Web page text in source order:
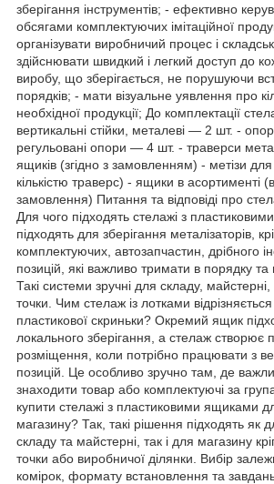
зберігання інструментів; - ефективно
обсягами комплектуючих імітаційної
організувати виробничий процес і
здійснювати швидкий і легкий доступ до
виробу, що зберігається, не порушуючи
порядків; - мати візуальне уявлення про
необхідної продукції; До комплектації
вертикальні стійки, металеві — 2 шт. -
регульовані опори — 4 шт. - траверси
ящиків (згідно з замовленням) - метізи для
кількістю траверс) - ящики в асортименті
замовлення) Питання та відповіді про
Для чого підходять стелажі з
підходять для зберігання металізаторів,
комплектуючих, автозапчастин, дрібного
позицій, які важливо тримати в порядку та
Такі системи зручні для складу, майстерні,
точки. Чим стелаж із лотками
пластикової скриньки? Окремий ящик
локального зберігання, а стелаж створює
розміщення, коли потрібно працювати з
позицій. Це особливо зручно там, де
знаходити товар або комплектуючі за
купити стелажі з пластиковими ящиками
магазину? Так, такі рішення підходять як
складу та майстерні, так і для магазину
точки або виробничої ділянки. Вибір
комірок, формату встановлення та завдань